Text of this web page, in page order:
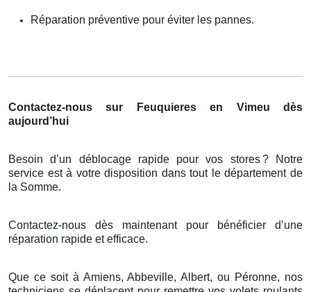
Réparation préventive pour éviter les pannes.
Contactez-nous sur Feuquieres en Vimeu dès
aujourd’hui
Besoin d’un déblocage rapide pour vos stores? Notre
service està votre disposition dans tout le département de
la Somme.
Contactez-nous dès maintenant pour bénéficier d’une
réparation rapide et efficace.
Que ce soit à Amiens, Abbeville, Albert, ou Péronne, nos